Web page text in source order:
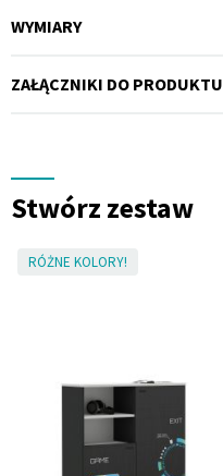
WYMIARY
ZAŁĄCZNIKI DO PRODUKTU
Stwórz zestaw
RÓŻNE KOLORY!